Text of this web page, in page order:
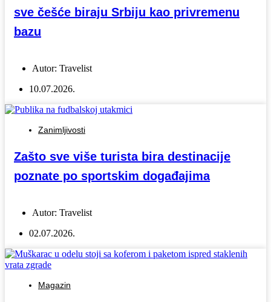
sve češće biraju Srbiju kao privremenu
bazu
Autor: Travelist
10.07.2026.
Zanimljivosti
Zašto sve više turista bira destinacije
poznate po sportskim događajima
Autor: Travelist
02.07.2026.
Magazin